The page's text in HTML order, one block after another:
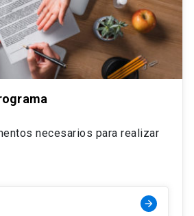
necesarios para realizar
arrow_forward